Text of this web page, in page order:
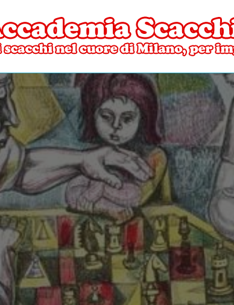
Scacchi Milano
di Milano